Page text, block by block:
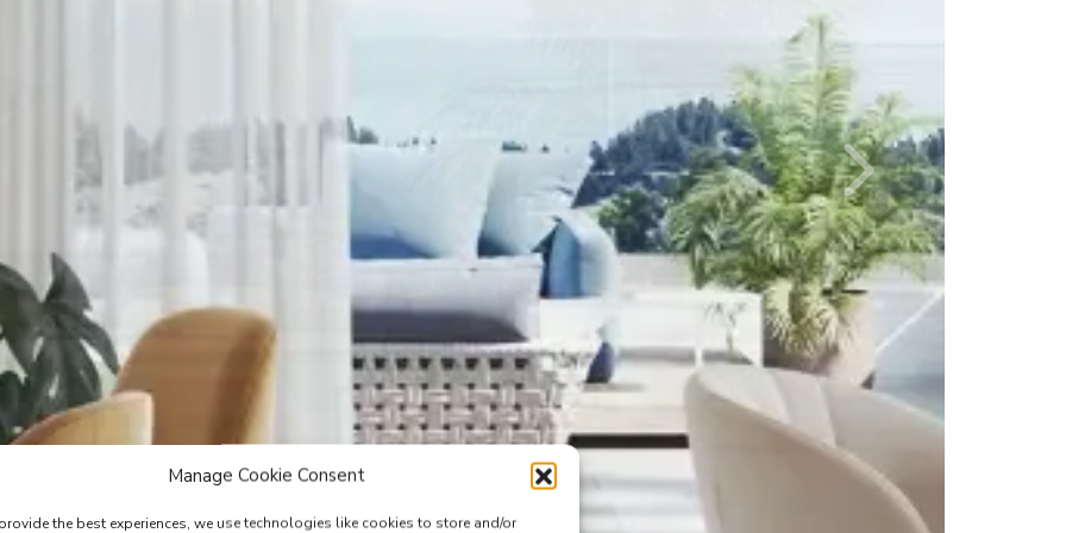
Manage Cookie Consent
the best experiences, we use technologies like cookies to store and/or